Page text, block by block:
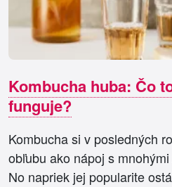
Kombucha huba: Čo
funguje?
Kombucha si v posledných
obľubu ako nápoj s
No napriek jej popularite